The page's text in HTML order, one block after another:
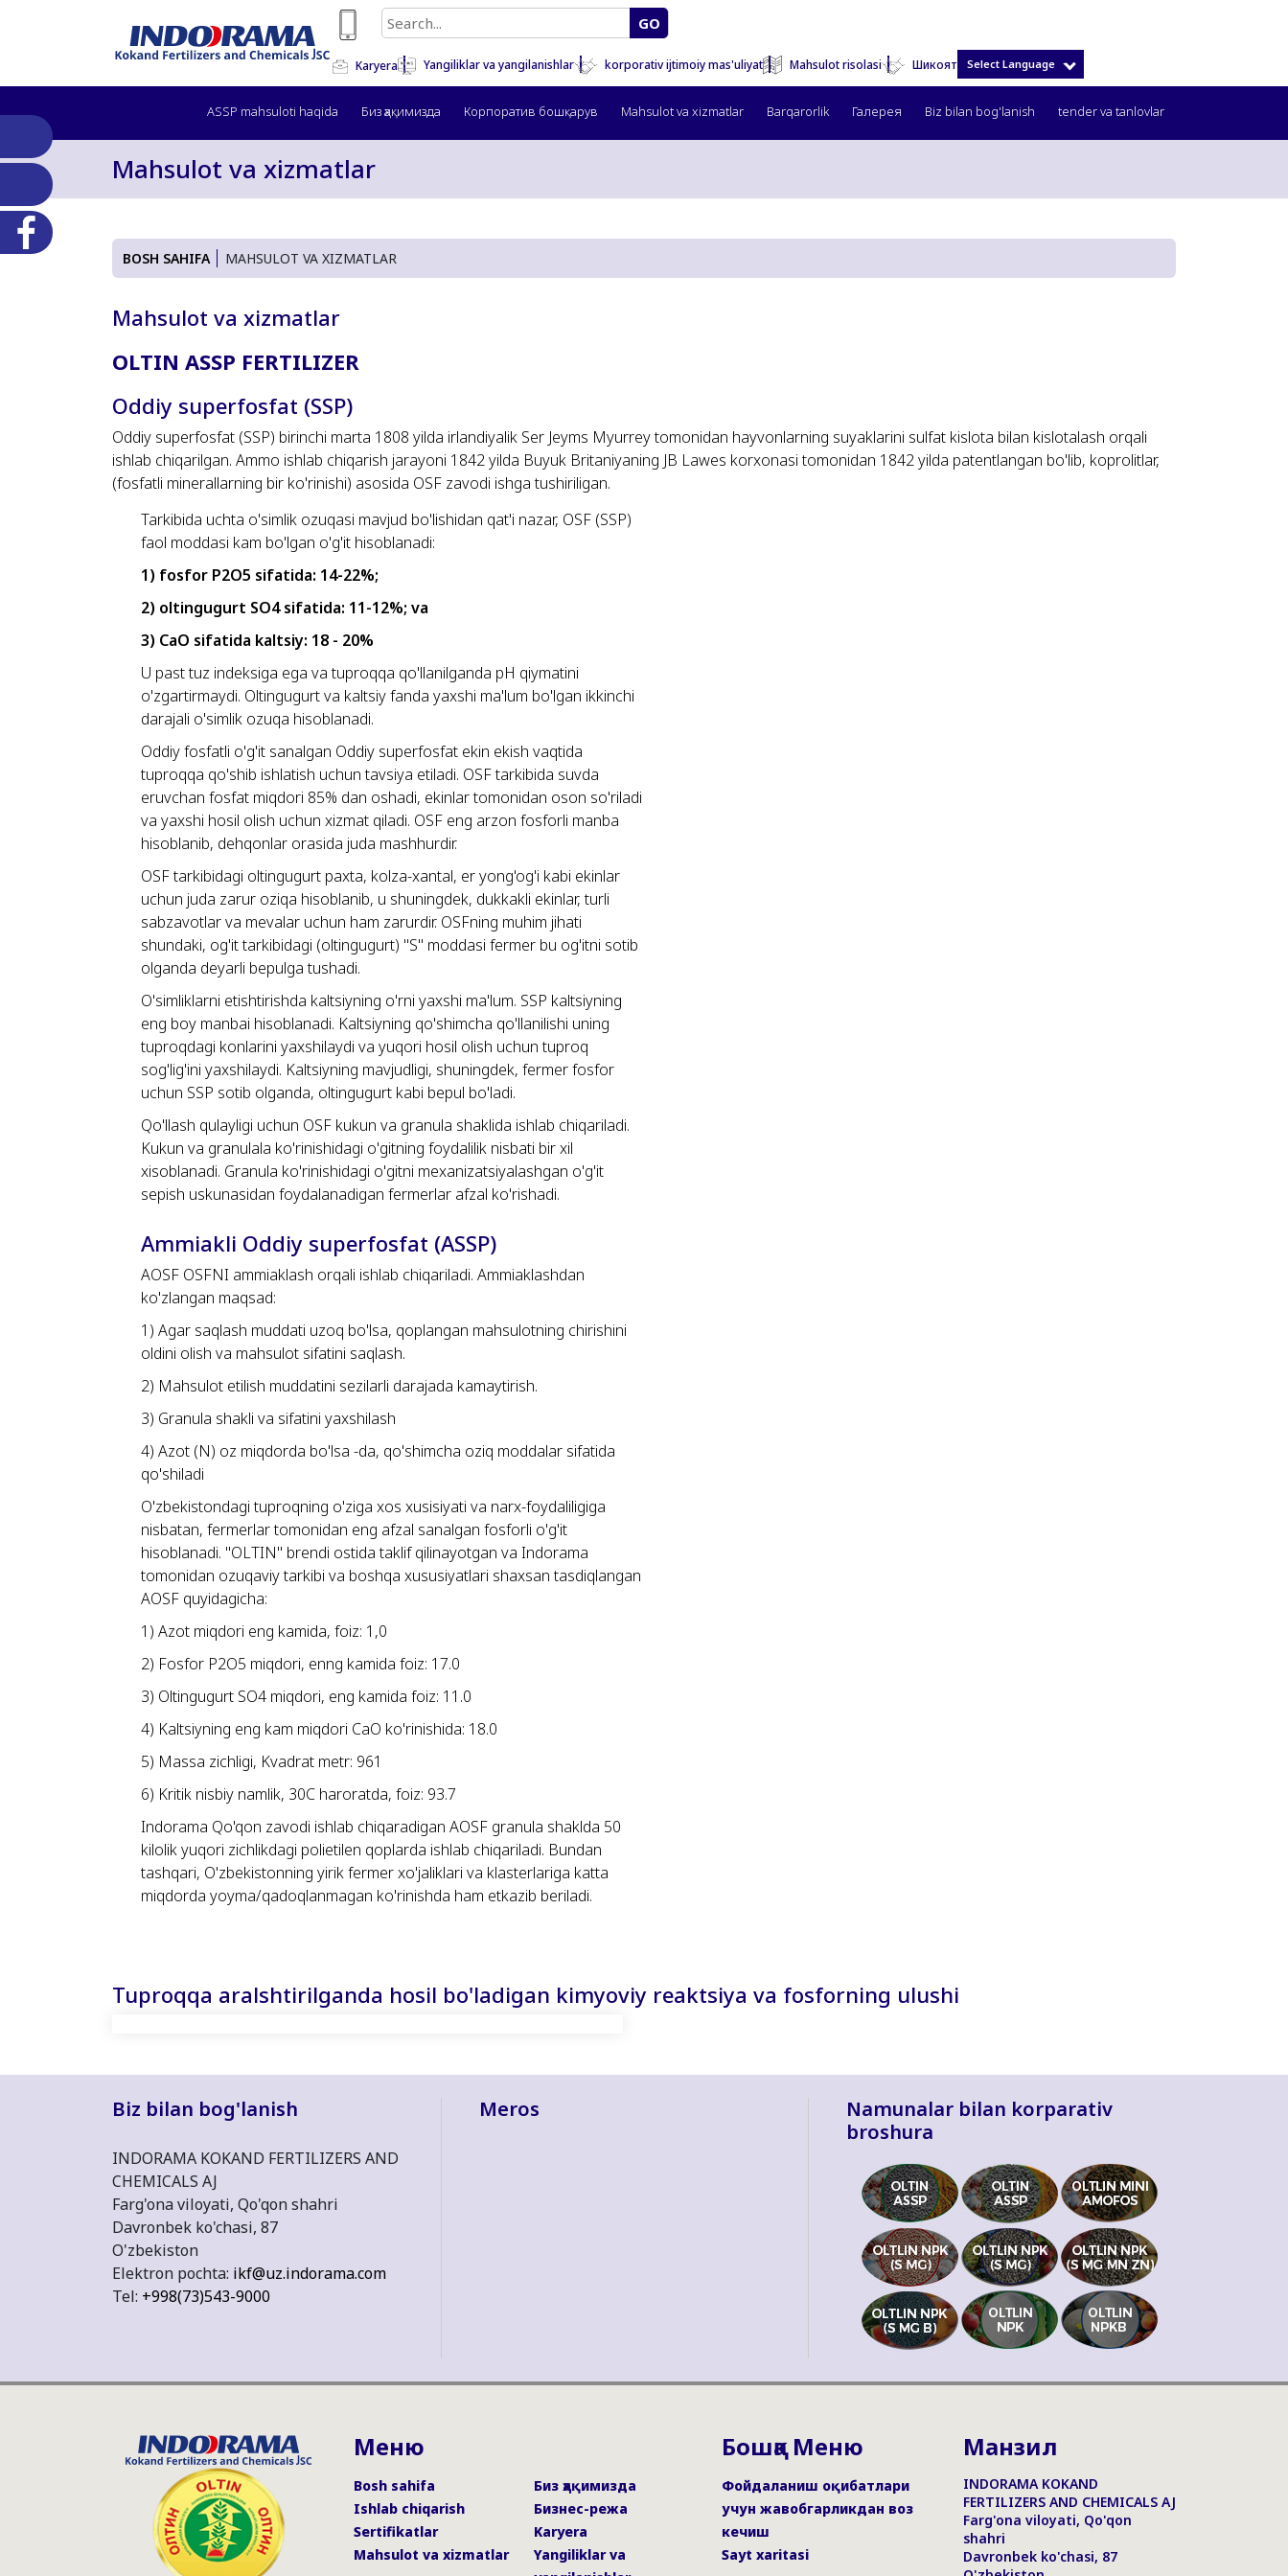
GO
Karyera Yangiliklar va yangilanishlar korporativ ijtimoiy mas'uliyat Mahsulot risolasi Шикоят Select Language
ASSP mahsuloti haqida Биз ҳақимизда Корпоратив бошқарув Mahsulot va xizmatlar Barqarorlik Галерея Biz bilan bog'lanish tender va tanlovlar
Mahsulot va xizmatlar
BOSH SAHIFA MAHSULOT VA XIZMATLAR
Mahsulot va xizmatlar
OLTIN ASSP FERTILIZER
Oddiy superfosfat (SSP)
Oddiy superfosfat (SSP) birinchi marta 1808 yilda irlandiyalik Ser Jeyms Myurrey tomonidan hayvonlarning suyaklarini sulfat kislota bilan kislotalash orqali
ishlab chiqarilgan. Ammo ishlab chiqarish jarayoni 1842 yilda Buyuk Britaniyaning JB Lawes korxonasi tomonidan 1842 yilda patentlangan bo'lib, koprolitlar,
(fosfatli minerallarning bir ko'rinishi) asosida OSF zavodi ishga tushiriligan.
Tarkibida uchta o'simlik ozuqasi mavjud bo'lishidan qat'i nazar, OSF (SSP)
faol moddasi kam bo'lgan o'g'it hisoblanadi:
1) fosfor P2O5 sifatida: 14-22%;
2) oltingugurt SO4 sifatida: 11-12%; va
3) CaO sifatida kaltsiy: 18 - 20%
U past tuz indeksiga ega va tuproqqa qo'llanilganda pH qiymatini
o'zgartirmaydi. Oltingugurt va kaltsiy fanda yaxshi ma'lum bo'lgan ikkinchi
darajali o'simlik ozuqa hisoblanadi.
Oddiy fosfatli o'g'it sanalgan Oddiy superfosfat ekin ekish vaqtida
tuproqqa qo'shib ishlatish uchun tavsiya etiladi. OSF tarkibida suvda
eruvchan fosfat miqdori 85% dan oshadi, ekinlar tomonidan oson so'riladi
va yaxshi hosil olish uchun xizmat qiladi. OSF eng arzon fosforli manba
hisoblanib, dehqonlar orasida juda mashhurdir.
OSF tarkibidagi oltingugurt paxta, kolza-xantal, er yong'og'i kabi ekinlar
uchun juda zarur oziqa hisoblanib, u shuningdek, dukkakli ekinlar, turli
sabzavotlar va mevalar uchun ham zarurdir. OSFning muhim jihati
shundaki, og'it tarkibidagi (oltingugurt) "S" moddasi fermer bu og'itni sotib
olganda deyarli bepulga tushadi.
O'simliklarni etishtirishda kaltsiyning o'rni yaxshi ma'lum. SSP kaltsiyning
eng boy manbai hisoblanadi. Kaltsiyning qo'shimcha qo'llanilishi uning
tuproqdagi konlarini yaxshilaydi va yuqori hosil olish uchun tuproq
sog'lig'ini yaxshilaydi. Kaltsiyning mavjudligi, shuningdek, fermer fosfor
uchun SSP sotib olganda, oltingugurt kabi bepul bo'ladi.
Qo'llash qulayligi uchun OSF kukun va granula shaklida ishlab chiqariladi.
Kukun va granulala ko'rinishidagi o'gitning foydalilik nisbati bir xil
xisoblanadi. Granula ko'rinishidagi o'gitni mexanizatsiyalashgan o'g'it
sepish uskunasidan foydalanadigan fermerlar afzal ko'rishadi.
Ammiakli Oddiy superfosfat (ASSP)
AOSF OSFNI ammiaklash orqali ishlab chiqariladi. Ammiaklashdan
ko'zlangan maqsad:
1) Agar saqlash muddati uzoq bo'lsa, qoplangan mahsulotning chirishini
oldini olish va mahsulot sifatini saqlash.
2) Mahsulot etilish muddatini sezilarli darajada kamaytirish.
3) Granula shakli va sifatini yaxshilash
4) Azot (N) oz miqdorda bo'lsa -da, qo'shimcha oziq moddalar sifatida
qo'shiladi
O'zbekistondagi tuproqning o'ziga xos xusisiyati va narx-foydaliligiga
nisbatan, fermerlar tomonidan eng afzal sanalgan fosforli o'g'it
hisoblanadi. "OLTIN" brendi ostida taklif qilinayotgan va Indorama
tomonidan ozuqaviy tarkibi va ​​boshqa xususiyatlari shaxsan tasdiqlangan
AOSF quyidagicha:
1) Azot miqdori eng kamida, foiz: 1,0
2) Fosfor P2O5 miqdori, enng kamida foiz: 17.0
3) Oltingugurt SO4 miqdori, eng kamida foiz: 11.0
4) Kaltsiyning eng kam miqdori CaO ko'rinishida: 18.0
5) Massa zichligi, Kvadrat metr: 961
6) Kritik nisbiy namlik, 30C haroratda, foiz: 93.7
Indorama Qo'qon zavodi ishlab chiqaradigan AOSF granula shaklda 50
kilolik yuqori zichlikdagi polietilen qoplarda ishlab chiqariladi. Bundan
tashqari, O'zbekistonning yirik fermer xo'jaliklari va klasterlariga katta
miqdorda yoyma/qadoqlanmagan ko'rinishda ham etkazib beriladi.
Tuproqqa aralshtirilganda hosil bo'ladigan kimyoviy reaktsiya va fosforning ulushi
Biz bilan bog'lanish
INDORAMA KOKAND FERTILIZERS AND
CHEMICALS AJ
Farg'ona viloyati, Qo'qon shahri
Davronbek ko'chasi, 87
O'zbekiston
Elektron pochta: ikf@uz.indorama.com
Tel: +998(73)543-9000
Meros
Namunalar bilan korparativ
broshura
Меню
Bosh sahifa
Биз ҳақимизда
Ishlab chiqarish
Бизнес-режа
Sertifikatlar
Karyera
Mahsulot va xizmatlar
Yangiliklar va
Бошқа Меню
Фойдаланиш оқибатлари
учун жавобгарликдан воз
кечиш
Sayt xaritasi
Манзил
INDORAMA KOKAND
FERTILIZERS AND CHEMICALS AJ
Farg'ona viloyati, Qo'qon
shahri
Davronbek ko'chasi, 87